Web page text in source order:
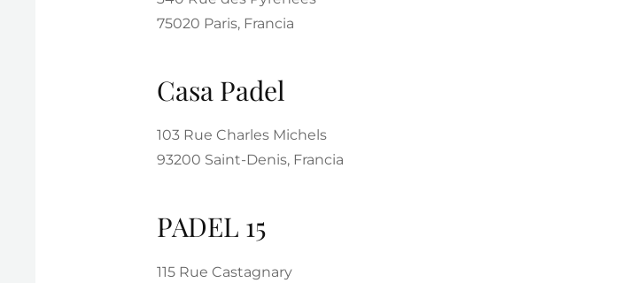
75020 Paris, Francia
Casa Padel
103 Rue Charles Michels
93200 Saint-Denis, Francia
PADEL 15
115 Rue Castagnary